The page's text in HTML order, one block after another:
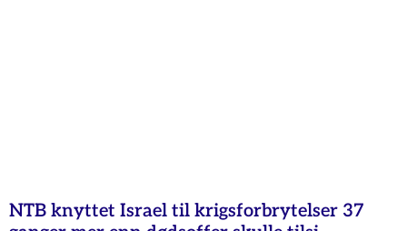
NTB knyttet Israel til krigsforbrytelser 37